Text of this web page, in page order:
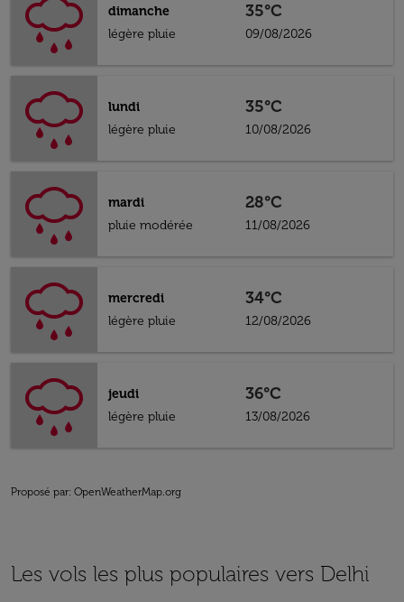
dimanche
légère pluie
35°C
09/08/2026
lundi
légère pluie
35°C
10/08/2026
mardi
pluie modérée
28°C
11/08/2026
mercredi
légère pluie
34°C
12/08/2026
jeudi
légère pluie
36°C
13/08/2026
Proposé par: OpenWeatherMap.org
Les vols les plus populaires vers Delhi